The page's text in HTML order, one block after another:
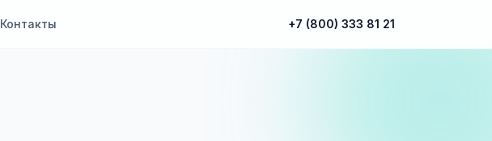
Контакты +7 (800) 333 81 21